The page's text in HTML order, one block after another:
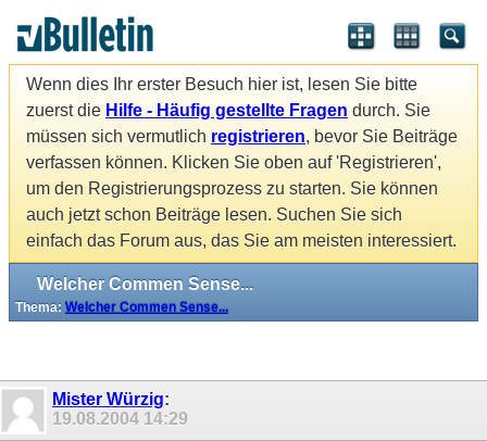
Wenn dies Ihr erster Besuch hier ist, lesen Sie bitte
zuerst die Hilfe - Häufig gestellte Fragen durch. Sie
müssen sich vermutlich registrieren, bevor Sie Beiträge
verfassen können. Klicken Sie oben auf 'Registrieren',
um den Registrierungsprozess zu starten. Sie können
auch jetzt schon Beiträge lesen. Suchen Sie sich
einfach das Forum aus, das Sie am meisten interessiert.
Welcher Commen Sense...
Thema: Welcher Commen Sense...
Mister Würzig:
19.08.2004 14:29